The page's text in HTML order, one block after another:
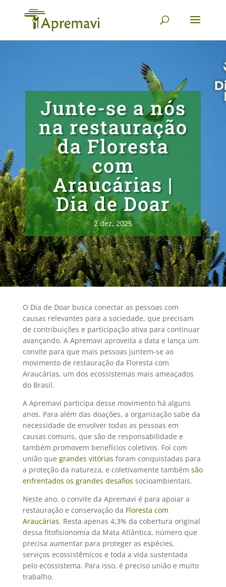
Junte-se a nós
na restauração
da Floresta
com
Araucárias |
Dia de Doar
2 dez, 2025
O Dia de Doar busca conectar as pessoas com
causas relevantes para a sociedade, que precisam
de contribuições e participação ativa para continuar
avançando. A Apremavi aproveita a data e lança um
convite para que mais pessoas juntem-se ao
movimento de restauração da Floresta com
Araucárias, um dos ecossistemas mais ameaçados
do Brasil.
A Apremavi participa desse movimento há alguns
anos. Para além das doações, a organização sabe da
necessidade de envolver todas as pessoas em
causas comuns, que são de responsabilidade e
também promovem benefícios coletivos. Foi com
união que grandes vitórias foram conquistadas para
a proteção da natureza, e coletivamente também são
enfrentados os grandes desafios socioambientais.
Neste ano, o convite da Apremavi é para apoiar a
restauração e conservação da Floresta com
Araucárias. Resta apenas 4,3% da cobertura original
dessa fitofisionomia da Mata Atlântica, número que
precisa aumentar para proteger as espécies,
serviços ecossistêmicos e toda a vida sustentada
pelo ecossistema. Para isso, é preciso união e muito
trabalho.